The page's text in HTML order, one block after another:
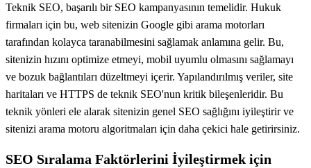
Teknik SEO, başarılı bir SEO kampanyasının temelidir. Hukuk
firmaları için bu, web sitenizin Google gibi arama motorları
tarafından kolayca taranabilmesini sağlamak anlamına gelir. Bu,
sitenizin hızını optimize etmeyi, mobil uyumlu olmasını sağlamayı
ve bozuk bağlantıları düzeltmeyi içerir. Yapılandırılmış veriler, site
haritaları ve HTTPS de teknik SEO'nun kritik bileşenleridir. Bu
teknik yönleri ele alarak sitenizin genel SEO sağlığını iyileştirir ve
sitenizi arama motoru algoritmaları için daha çekici hale getirirsiniz.
SEO Sıralama Faktörlerini İyileştirmek için